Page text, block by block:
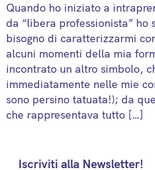
Quando ho iniziato a
da “libera professionista” ho
bisogno di caratterizzarmi
alcuni momenti della mia
incontrato un altro simbolo,
immediatamente nelle mie
sono persino tatuata!); da
che rappresentava tutto […]
Iscriviti alla Newsletter!